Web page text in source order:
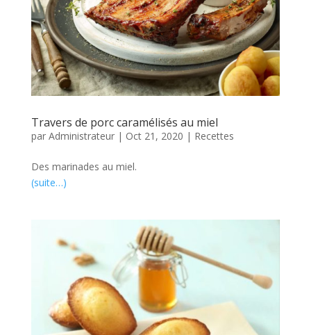
Travers de porc caramélisés au miel
par Administrateur| Oct 21, 2020 | Recettes
Des marinades au miel.
(suite…)